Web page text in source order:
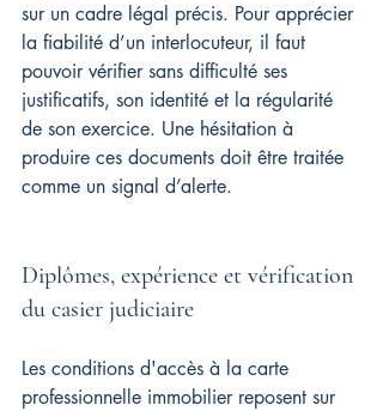
sur un cadre légal précis. Pour apprécier
la fiabilité d’un interlocuteur, il faut
pouvoir vérifier sans difficulté ses
justificatifs, son identité et la régularité
de son exercice. Une hésitation à
produire ces documents doit être traitée
comme un signal d’alerte.
Diplômes, expérience et vérification
du casier judiciaire
Les conditions d'accès à la carte
professionnelle immobilier reposent sur